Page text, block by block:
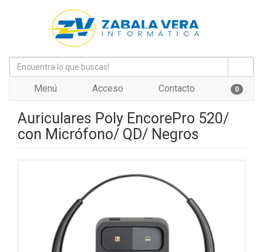
Menú Acceso Contacto 0
Auriculares Poly EncorePro 520/
con Micrófono/ QD/ Negros